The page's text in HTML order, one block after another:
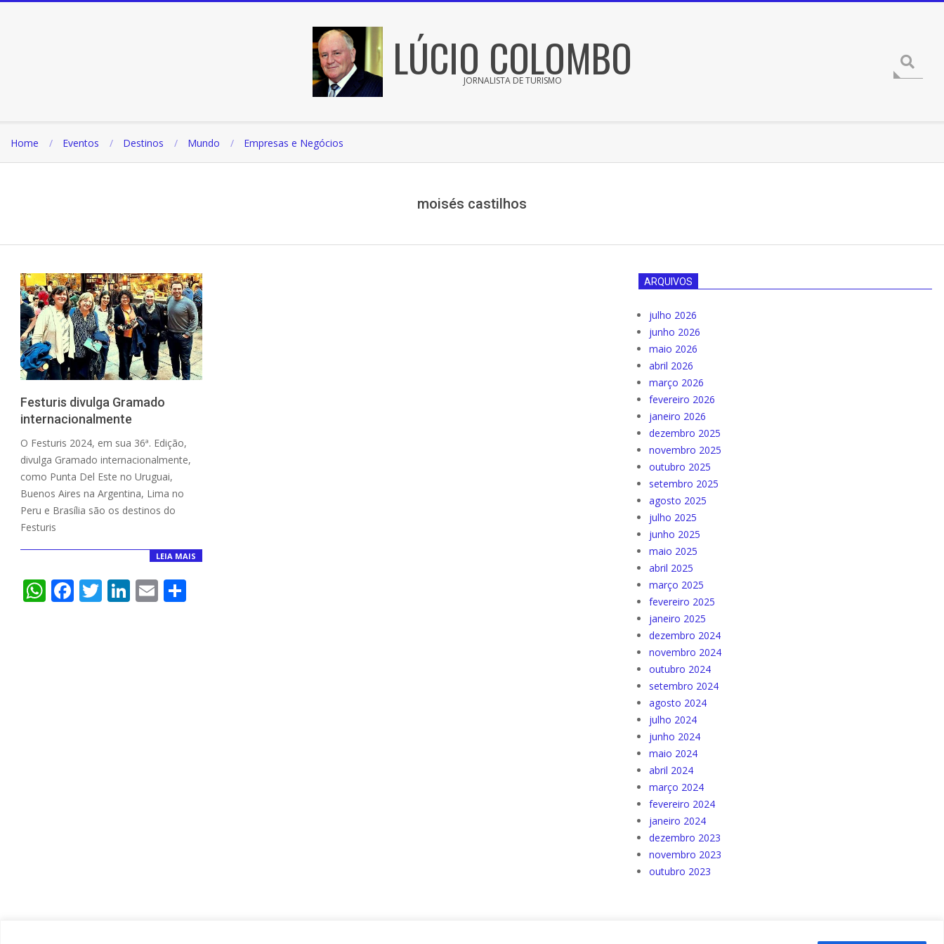
LÚCIO COLOMBO
JORNALISTA DE TURISMO
Home Eventos Destinos Mundo Empresas e Negócios
moisés castilhos
Festuris divulga Gramado
internacionalmente
O Festuris 2024, em sua 36ª. Edição,
divulga Gramado internacionalmente,
como Punta Del Este no Uruguai,
Buenos Aires na Argentina, Lima no
Peru e Brasília são os destinos do
Festuris
LEIA MAIS
WhatsApp
Facebook
Twitter
LinkedIn
Email
ARQUIVOS
julho 2026
junho 2026
maio 2026
abril 2026
março 2026
fevereiro 2026
janeiro 2026
dezembro 2025
novembro 2025
outubro 2025
setembro 2025
agosto 2025
julho 2025
junho 2025
maio 2025
abril 2025
março 2025
fevereiro 2025
janeiro 2025
dezembro 2024
novembro 2024
outubro 2024
setembro 2024
agosto 2024
julho 2024
junho 2024
maio 2024
abril 2024
março 2024
fevereiro 2024
janeiro 2024
dezembro 2023
novembro 2023
outubro 2023